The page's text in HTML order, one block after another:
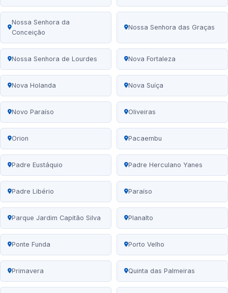
Nossa Senhora da
Conceição
Nossa Senhora das Graças
Nossa Senhora de Lourdes Nova Fortaleza
Nova Holanda Nova Suíça
Novo Paraíso Oliveiras
Orion Pacaembu
Padre Eustáquio Padre Herculano Yanes
Padre Libério Paraíso
Parque Jardim Capitão Silva Planalto
Ponte Funda Porto Velho
Primavera Quinta das Palmeiras